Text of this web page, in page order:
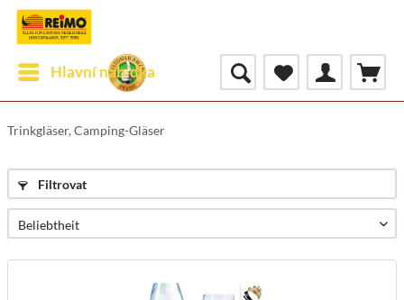
Hlavní nabídka
Trinkgläser, Camping-Gläser
Filtrovat